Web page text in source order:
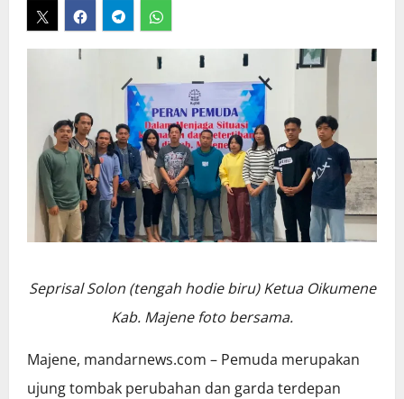
Seprisal Solon (tengah hodie biru) Ketua Oikumene
Kab. Majene foto bersama.
Majene, mandarnews.com – Pemuda merupakan
ujung tombak perubahan dan garda terdepan